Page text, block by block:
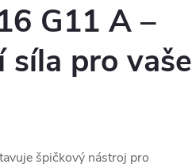
G11 A –
pro vaše
špičkový nástroj pro